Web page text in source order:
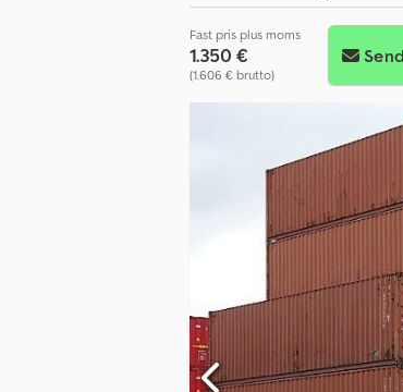
Fast pris plus moms
1.350 €
(1.606 € brutto)